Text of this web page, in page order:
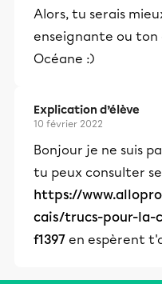
Alors, tu serais
enseignante ou ton
Océane :)
Explication d’élève
10 février 2022
Bonjour je ne suis
tu peux consulter
https://
cais/trucs-pour-
f1397 en espèrent